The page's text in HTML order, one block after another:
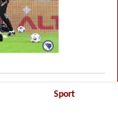
Sport